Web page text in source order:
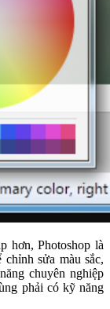
hơn, Photoshop là
sửa màu sắc,
chuyên nghiệp
phải có kỹ năng